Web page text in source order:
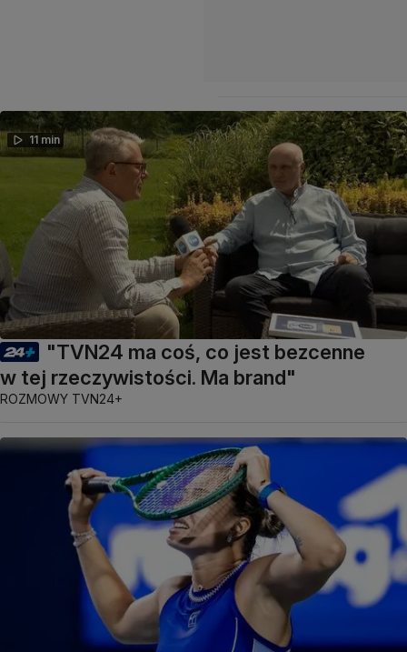
11 min
"TVN24 ma coś, co jest bezcenne
w tej rzeczywistości. Ma brand"
ROZMOWY TVN24+